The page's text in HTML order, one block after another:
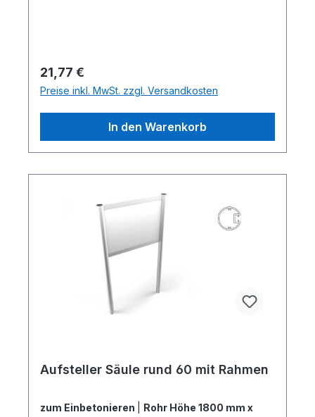
Regulärer Preis:
21,77 €
Preise inkl. MwSt. zzgl. Versandkosten
In den Warenkorb
Aufsteller Säule rund 60 mit Rahmen
zum Einbetonieren
Rohr Höhe 1800 mm x